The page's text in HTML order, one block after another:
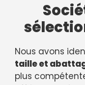
Nous avons
taille et
plus